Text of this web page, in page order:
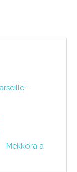
–
Mekkora a